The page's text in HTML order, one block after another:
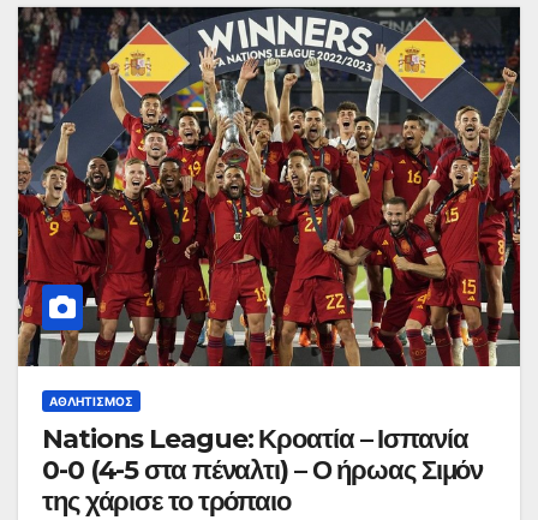
ΑΘΛΗΤΙΣΜΌΣ
Nations League: Κροατία – Ισπανία
0-0 (4-5 στα πέναλτι) – Ο ήρωας Σιμόν
της χάρισε το τρόπαιο